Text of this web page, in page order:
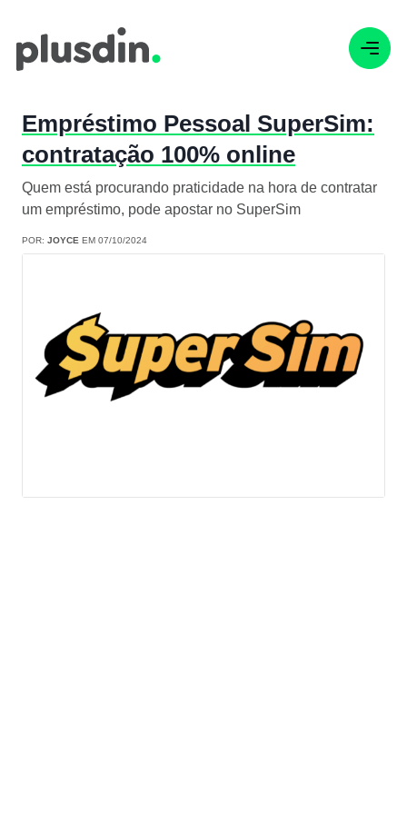
Empréstimo Pessoal SuperSim:
contratação 100% online
Quem está procurando praticidade na hora de contratar
um empréstimo, pode apostar no SuperSim
POR: JOYCE EM 07/10/2024